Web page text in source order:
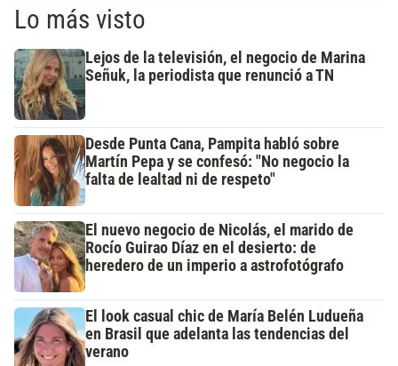
Lo más visto
Lejos de la televisión, el negocio de Marina
Señuk, la periodista que renunció a TN
Desde Punta Cana, Pampita habló sobre
Martín Pepa y se confesó: "No negocio la
falta de lealtad ni de respeto"
El nuevo negocio de Nicolás, el marido de
Rocío Guirao Díaz en el desierto: de
heredero de un imperio a astrofotógrafo
El look casual chic de María Belén Ludueña
en Brasil que adelanta las tendencias del
verano